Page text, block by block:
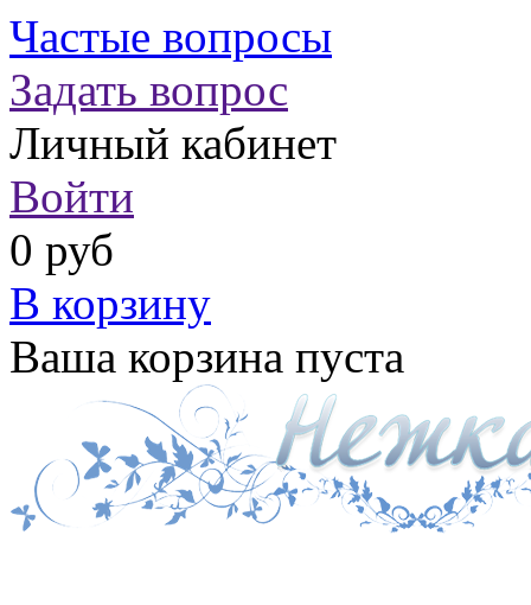
Частые вопросы
Задать вопрос
Личный кабинет
Войти
0 руб
В корзину
Ваша корзина пуста